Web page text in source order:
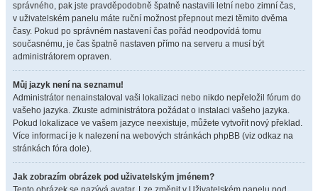
správného, pak jste pravděpodobně špatně nastavili letní nebo zimní čas,
v uživatelském panelu máte ruční možnost přepnout mezi těmito dvěma
časy. Pokud po správném nastavení čas pořád neodpovídá tomu
současnému, je čas špatně nastaven přímo na serveru a musí být
administrátorem opraven.
Můj jazyk není na seznamu!
Administrátor nenainstaloval vaši lokalizaci nebo nikdo nepřeložil fórum do
vašeho jazyka. Zkuste administrátora požádat o instalaci vašeho jazyka.
Pokud lokalizace ve vašem jazyce neexistuje, můžete vytvořit nový překlad.
Více informací je k nalezení na webových stránkách phpBB (viz odkaz na
stránkách fóra dole).
Jak zobrazím obrázek pod uživatelským jménem?